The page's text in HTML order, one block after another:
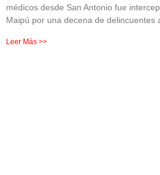
médicos desde San Antonio fue
Maipú por una decena de delincuentes
Leer Más >>